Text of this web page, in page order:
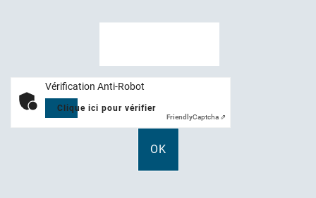
Vérification Anti-Robot
Clique ici pour vérifier
FriendlyCaptcha ⇗